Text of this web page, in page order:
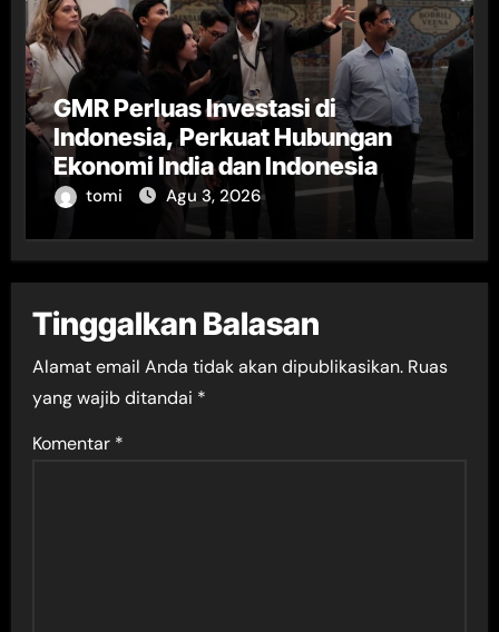
GMR Perluas Investasi di
Indonesia, Perkuat Hubungan
Ekonomi India dan Indonesia
tomi Agu 3, 2026
Tinggalkan Balasan
Alamat email Anda tidak akan dipublikasikan. Ruas
yang wajib ditandai *
Komentar *